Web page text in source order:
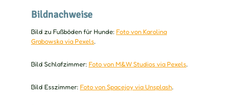
Bildnachweise
Bild zu Fußböden für Hunde: Foto von Karolina
Grabowska via Pexels.
Bild Schlafzimmer: Foto von M&W Studios via Pexels.
Bild Esszimmer: Foto von Spacejoy via Unsplash.